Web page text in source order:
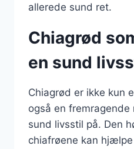
allerede sund ret.
Chiagrød
en sund
Chiagrød er ikke kun
også en
sund livsstil på. Den
chiafrøene kan